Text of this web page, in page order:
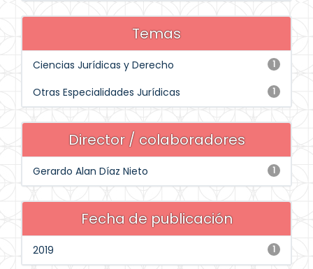
Temas
1
Ciencias Jurídicas y Derecho
1
Otras Especialidades Jurídicas
Director / colaboradores
1
Gerardo Alan Díaz Nieto
Fecha de publicación
1
2019